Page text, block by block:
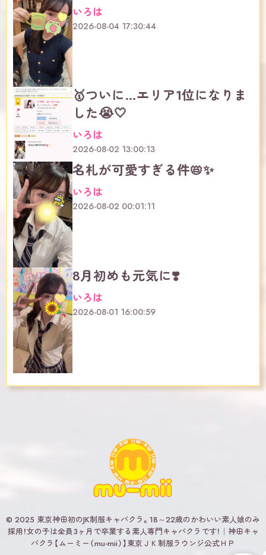
いろは
2026-08-04 17:30:44
🥇ついに…エリア1位になりま
した😭🤍
いろは
2026-08-02 13:00:13
名札が可愛すぎる件📛✨
いろは
2026-08-02 00:01:11
8月初めも元気に❣️
いろは
2026-08-01 16:00:59
© 2025 東京神田初のJK制服キャバクラ。18～22歳のかわいい素人娘のみ
採用！女の子は全員3ヶ月で卒業する素人専門キャバクラです！｜神田キャ
バクラ【ムーミー（mu-mii）】東京ＪＫ制服ラウンジ公式ＨＰ